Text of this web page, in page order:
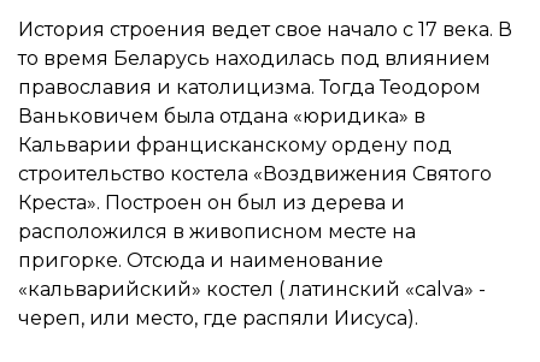
История строения ведет свое начало с 17 века. В
то время Беларусь находилась под влиянием
православия и католицизма. Тогда Теодором
Ваньковичем была отдана «юридика» в
Кальварии францисканскому ордену под
строительство костела «Воздвижения Святого
Креста». Построен он был из дерева и
расположился в живописном месте на
пригорке. Отсюда и наименование
«кальварийский» костел ( латинский «сalva» -
череп, или место, где распяли Иисуса).